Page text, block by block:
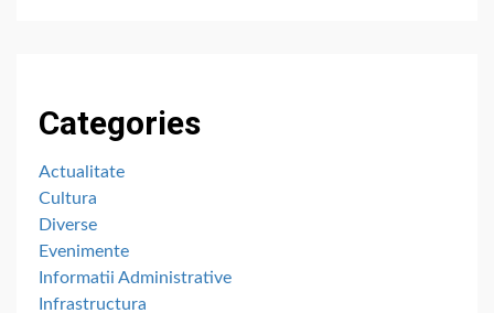
Categories
Actualitate
Cultura
Diverse
Evenimente
Informatii Administrative
Infrastructura